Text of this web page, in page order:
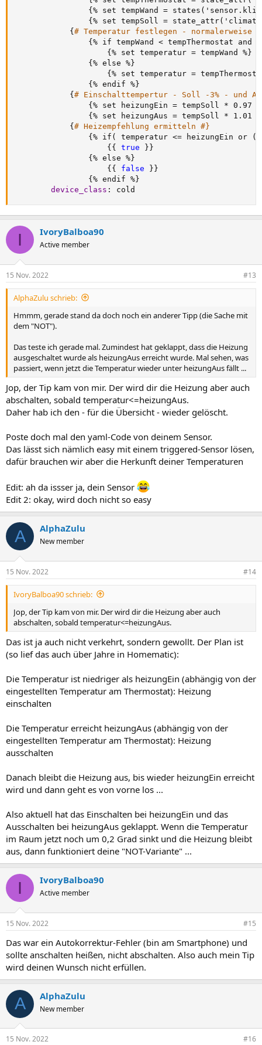
{% set tempWand =
{% set tempSoll =
{# Temperatur festlegen - normalerweise
{% if tempWand < tempThermostat and
{% set temperatur = tempWand %}
{% else %}
{% set temperatur =
{% endif %}
{# Einschalttempertur - Soll -3% - und
{% set heizungEin = tempSoll * 0.97
{% set heizungAus = tempSoll * 1.01
{# Heizempfehlung ermitteln #}
{% if( temperatur <= heizungEin or
{{ true }}
{% else %}
{{ false }}
{% endif %}
device_class : cold
I IvoryBalboa90
Active member
15 Nov. 2022 #13
AlphaZulu schrieb:
Hmmm, gerade stand da doch noch ein anderer Tipp (die Sache mit
dem "NOT").
Das teste ich gerade mal. Zumindest hat geklappt, dass die Heizung
ausgeschaltet wurde als heizungAus erreicht wurde. Mal sehen, was
passiert, wenn jetzt die Temperatur wieder unter heizungAus fällt ...
Jop, der Tip kam von mir. Der wird dir die Heizung aber auch
abschalten, sobald temperatur<=heizungAus.
Daher hab ich den - für die Übersicht - wieder gelöscht.
Poste doch mal den yaml-Code von deinem Sensor.
Das lässt sich nämlich easy mit einem triggered-Sensor lösen,
dafür brauchen wir aber die Herkunft deiner Temperaturen
Edit: ah da issser ja, dein Sensor
Edit 2: okay, wird doch nicht so easy
A AlphaZulu
New member
15 Nov. 2022 #14
IvoryBalboa90 schrieb:
Jop, der Tip kam von mir. Der wird dir die Heizung aber auch
abschalten, sobald temperatur<=heizungAus.
Das ist ja auch nicht verkehrt, sondern gewollt. Der Plan ist
(so lief das auch über Jahre in Homematic):
Die Temperatur ist niedriger als heizungEin (abhängig von der
eingestellten Temperatur am Thermostat): Heizung
einschalten
Die Temperatur erreicht heizungAus (abhängig von der
eingestellten Temperatur am Thermostat): Heizung
ausschalten
Danach bleibt die Heizung aus, bis wieder heizungEin erreicht
wird und dann geht es von vorne los ...
Also aktuell hat das Einschalten bei heizungEin und das
Ausschalten bei heizungAus geklappt. Wenn die Temperatur
im Raum jetzt noch um 0,2 Grad sinkt und die Heizung bleibt
aus, dann funktioniert deine "NOT-Variante" ...
I IvoryBalboa90
Active member
15 Nov. 2022 #15
Das war ein Autokorrektur-Fehler (bin am Smartphone) und
sollte anschalten heißen, nicht abschalten. Also auch mein Tip
wird deinen Wunsch nicht erfüllen.
A AlphaZulu
New member
15 Nov. 2022 #16